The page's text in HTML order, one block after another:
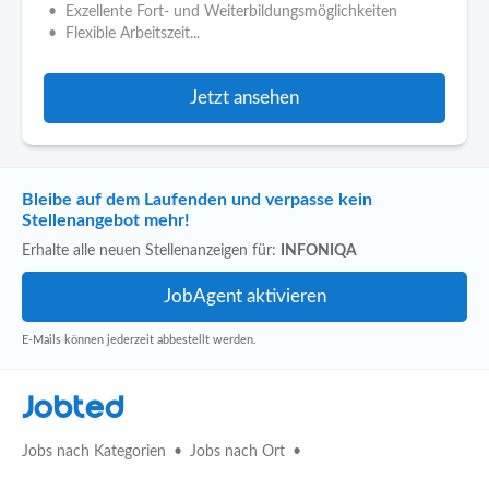
• Exzellente Fort- und Weiterbildungsmöglichkeiten
• Flexible Arbeitszeit...
Jetzt ansehen
Bleibe auf dem Laufenden und verpasse kein
Stellenangebot mehr!
Erhalte alle neuen Stellenanzeigen für: INFONIQA
E-Mails können jederzeit abbestellt werden.
Jobted
Jobs nach Kategorien Jobs nach Ort